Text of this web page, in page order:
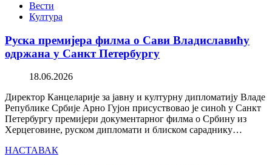
Вести
Култура
Руска премијера филма о Сави Владиславићу
одржана у Санкт Петербургу
18.06.2026
Директор Канцеларије за јавну и културну дипломатију Владе
Републике Србије Арно Гујон присуствовао је синоћ у Санкт
Петербургу премијери документарног филма о Србину из
Херцеговине, руском дипломати и блиском сараднику…
НАСТАВАК